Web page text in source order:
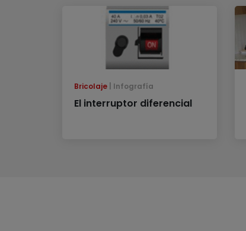
Bricolaje Infografía
El interruptor diferencial